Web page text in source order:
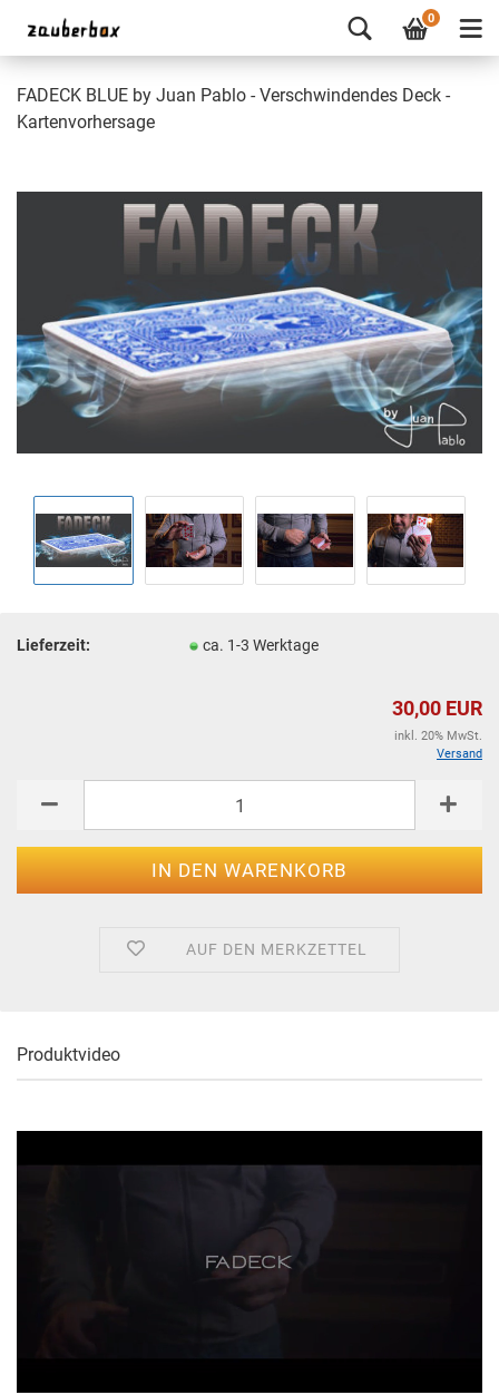
0
FADECK BLUE by Juan Pablo - Verschwindendes Deck -
Kartenvorhersage
Lieferzeit: ca. 1-3 Werktage
30,00 EUR
inkl. 20% MwSt.
Versand
AUF DEN MERKZETTEL
Produktvideo